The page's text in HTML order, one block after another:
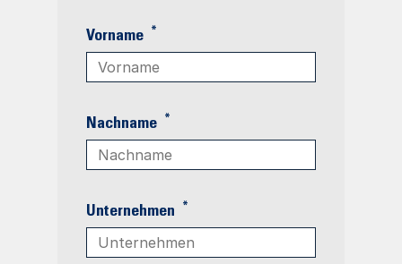
Vorname *
Nachname *
Unternehmen *